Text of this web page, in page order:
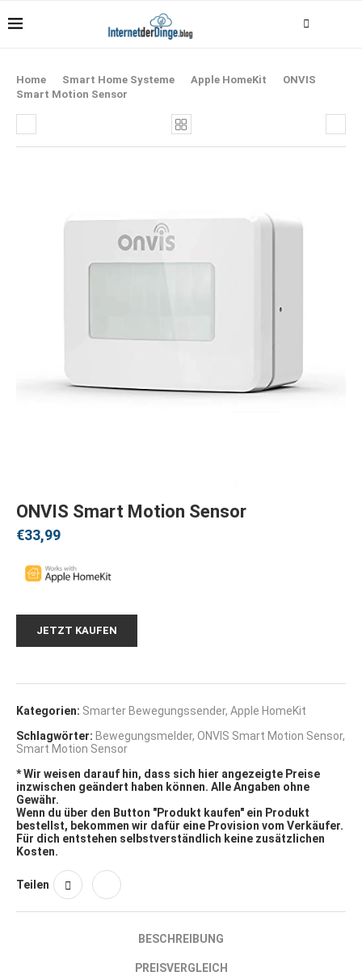
Home Smart Home Systeme Apple HomeKit
ONVIS
Smart Motion Sensor
ONVIS Smart Motion Sensor
€33,99
JETZT KAUFEN
Kategorien: Smarter Bewegungssender, Apple HomeKit
Schlagwörter: Bewegungsmelder, ONVIS Smart Motion Sensor,
Smart Motion Sensor
* Wir weisen darauf hin, dass sich hier angezeigte Preise
inzwischen geändert haben können. Alle Angaben ohne
Gewähr.
Wenn du über den Button "Produkt kaufen" ein Produkt
bestellst, bekommen wir dafür eine Provision vom Verkäufer.
Für dich entstehen selbstverständlich keine zusätzlichen
Kosten.
Teilen
BESCHREIBUNG
PREISVERGLEICH